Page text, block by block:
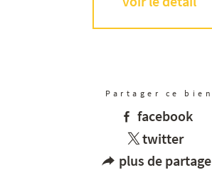
Partager ce bien
facebook
twitter
plus de partage